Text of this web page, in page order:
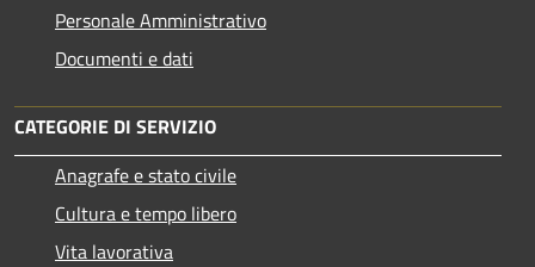
Personale Amministrativo
Documenti e dati
CATEGORIE DI SERVIZIO
Anagrafe e stato civile
Cultura e tempo libero
Vita lavorativa